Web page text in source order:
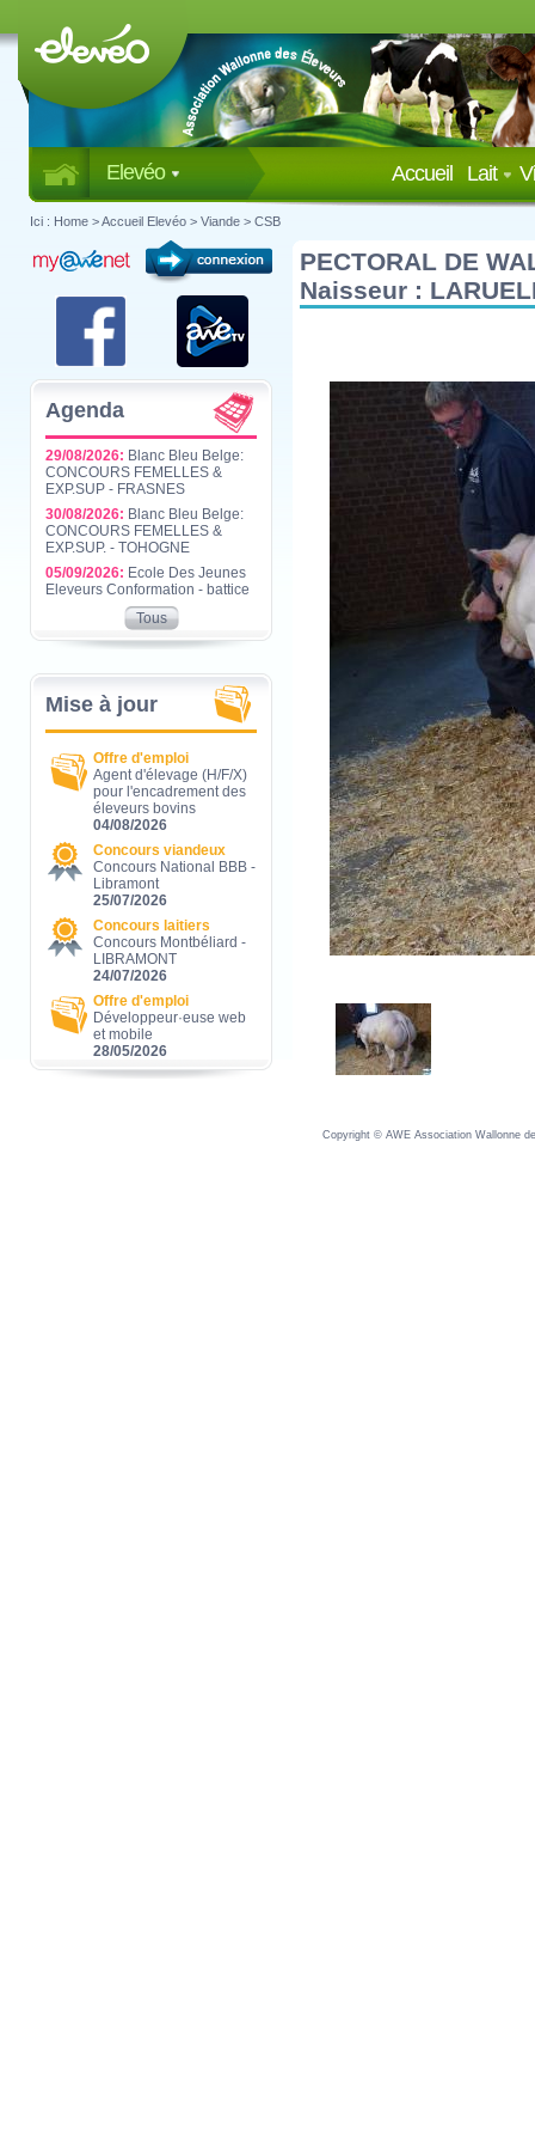
Elevéo Lait
Accueil
Ici : Home >Accueil Elevéo > Viande > CSB
Agenda
29/08/2026: Blanc Bleu Belge:
CONCOURS FEMELLES &
EXP.SUP - FRASNES
30/08/2026: Blanc Bleu Belge:
CONCOURS FEMELLES &
EXP.SUP. - TOHOGNE
05/09/2026: Ecole Des Jeunes
Eleveurs Conformation - battice
Tous
Mise à jour
Offre d'emploi
Agent d'élevage (H/F/X)
pour l'encadrement des
éleveurs bovins
04/08/2026
Concours viandeux
Concours National BBB -
Libramont
25/07/2026
Concours laitiers
Concours Montbéliard -
LIBRAMONT
24/07/2026
Offre d'emploi
Développeur·euse web
et mobile
28/05/2026
PECTORAL DE
Naisseur :
Copyright © AWE Association Wallonne